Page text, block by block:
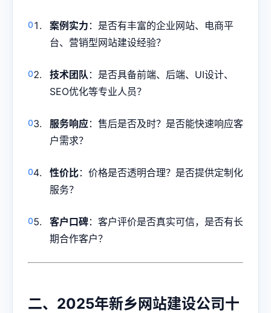
案例实力 ：是否有丰富的企业网站、电商平
台、营销型网站建设经验？
技术团队 ：是否具备前端、后端、UI设计、
SEO优化等专业人员？
服务响应：售后是否及时？是否能快速响应客
户需求？
性价比：价格是否透明合理？是否提供定制化
服务？
客户口碑：客户评价是否真实可信，是否有长
期合作客户？
二、2025年新乡网站建设公司十